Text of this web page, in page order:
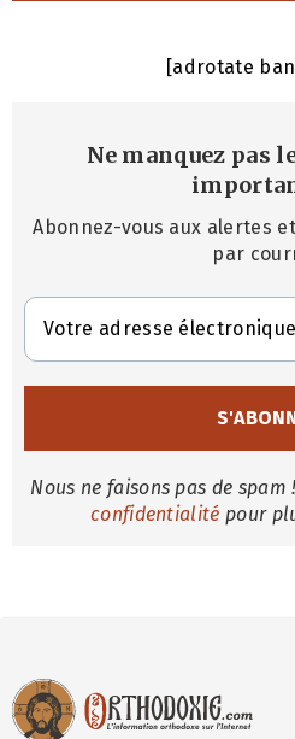
[adrotate
Ne manquez pas
Abonnez-vous aux alertes
par
Nous ne faisons pas de spam
confidentialité pour